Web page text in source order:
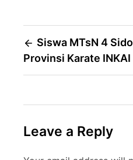
Post
navigation
Siswa MTsN 4
Provinsi Karate
Leave a Reply